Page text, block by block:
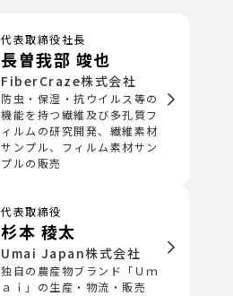
代表取締役社長
長曽我部 竣也
FiberCraze株式会社
防虫・保湿・抗ウイルス等の
機能を持つ繊維及び多孔質フ
ィルムの研究開発、繊維素材
サンプル、フィルム素材サン
プルの販売
代表取締役
杉本 稜太
Umai Japan株式会社
独自の農産物ブランド「Ｕｍ
ａｉ」の生産・物流・販売